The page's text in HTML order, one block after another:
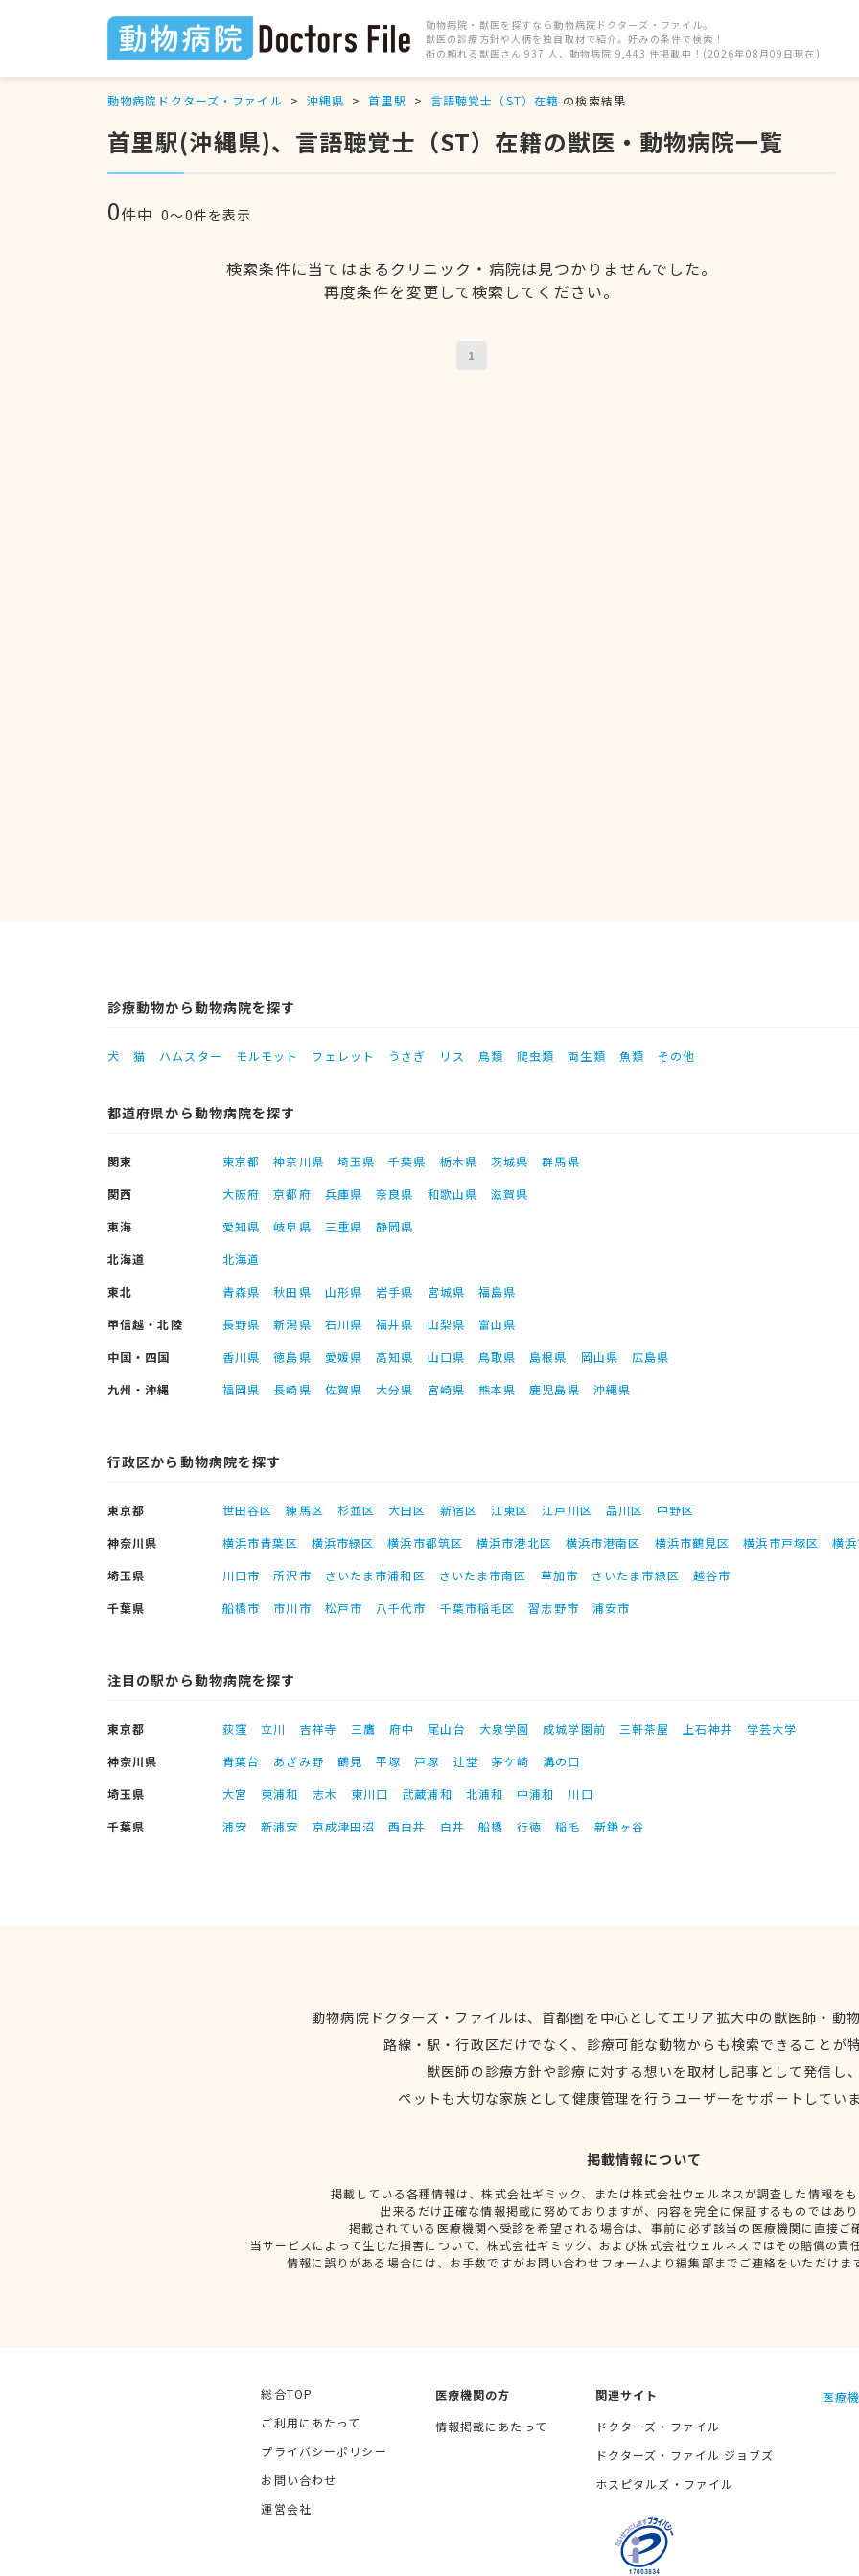
動物病院・獣医を探すなら動物病院ドクターズ・ファイル。
獣医の診療方針や人柄を独自取材で紹介。好みの条件で検索！
街の頼れる獣医さん 937 人、動物病院 9,443 件掲載中！(2026年08月09日現在)
動物病院ドクターズ・ファイル 沖縄県 首里駅 言語聴覚士（ST）在籍 の検索結果
首里駅(沖縄県)、言語聴覚士（ST）在籍の獣医・動物病院一覧
0件中 0〜0件を表示
検索条件に当てはまるクリニック・病院は見つかりませんでした。
再度条件を変更して検索してください。
1
診療動物から動物病院を探す
犬 猫 ハムスター モルモット フェレット うさぎ リス 鳥類 爬虫類 両生類 魚類 その他
都道府県から動物病院を探す
関東 東京都 神奈川県 埼玉県 千葉県 栃木県 茨城県
群馬県
関西
大阪府 京都府 兵庫県 奈良県 和歌山県
滋賀県
東海
愛知県 岐阜県 三重県
静岡県
北海道
北海道
東北
青森県 秋田県 山形県 岩手県 宮城県
福島県
甲信越・北陸
長野県 新潟県 石川県 福井県 山梨県
富山県
中国・四国
香川県 徳島県 愛媛県 高知県 山口県 鳥取県 島根県 岡山県
広島県
九州・沖縄
福岡県 長崎県 佐賀県 大分県 宮崎県 熊本県 鹿児島県 沖縄県
行政区から動物病院を探す
東京都 世田谷区 練馬区 杉並区 大田区 新宿区 江東区 江戸川区 品川区
中野区
神奈川県
横浜市青葉区 横浜市緑区 横浜市都筑区 横浜市港北区 横浜市港南区 横浜市鶴見区 横浜市戸塚区
横
埼玉県
川口市 所沢市 さいたま市浦和区 さいたま市南区 草加市 さいたま市緑区
越谷市
千葉県
船橋市 市川市 松戸市 八千代市 千葉市稲毛区 習志野市 浦安市
注目の駅から動物病院を探す
東京都 荻窪 立川 吉祥寺 三鷹 府中 尾山台 大泉学園 成城学園前 三軒茶屋 上石神井
学芸大学
神奈川県
青葉台 あざみ野 鶴見 平塚 戸塚 辻堂 茅ケ崎
溝の口
埼玉県
大宮 東浦和 志木 東川口 武蔵浦和 北浦和 中浦和
川口
千葉県
浦安 新浦安 京成津田沼 西白井 白井 船橋 行徳 稲毛 新鎌ヶ谷
動物病院ドクターズ・ファイルは、首都圏を中心としてエリア拡大中の獣医師・動
路線・駅・行政区だけでなく、診療可能な動物からも検索できることが
獣医師の診療方針や診療に対する想いを取材し記事として発信し
ペットも大切な家族として健康管理を行うユーザーをサポートしてい
掲載情報について
掲載している各種情報は、株式会社ギミック、または株式会社ウェルネスが調査した情報を
出来るだけ正確な情報掲載に努めておりますが、内容を完全に保証するものではあ
掲載されている医療機関へ受診を希望される場合は、事前に必ず該当の医療機関に直接ご
当サービスによって生じた損害について、株式会社ギミック、および株式会社ウェルネスではその賠償の責
情報に誤りがある場合には、お手数ですがお問い合わせフォームより編集部までご連絡をいただけま
総合TOP
ご利用にあたって
プライバシーポリシー
お問い合わせ
運営会社
医療機関の方
情報掲載にあたって
関連サイト
ドクターズ・ファイル
ドクターズ・ファイル ジョブズ
ホスピタルズ・ファイル
医療